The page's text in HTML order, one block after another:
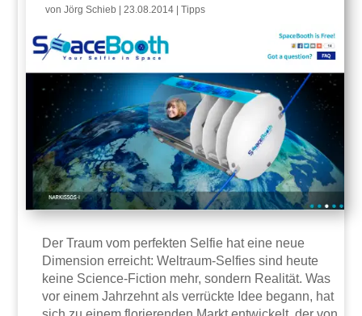
vonJörg Schieb |23.08.2014 |Tipps
Der Traum vom perfekten Selfie hat eine neue
Dimension erreicht: Weltraum-Selfies sind heute
keine Science-Fiction mehr, sondern Realität. Was
vor einem Jahrzehnt als verrückte Idee begann, hat